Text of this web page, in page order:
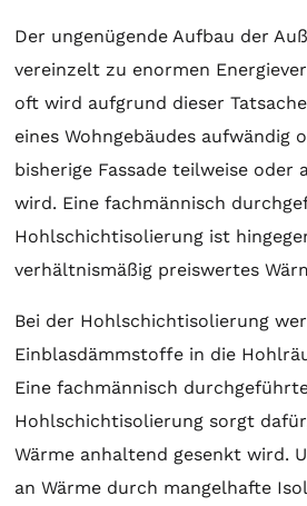
Der ungenügende Aufbau der
vereinzelt zu enormen
oft wird aufgrund dieser
eines Wohngebäudes aufwändig
bisherige Fassade teilweise
wird. Eine fachmännisch
Hohlschichtisolierung ist
verhältnismäßig preiswertes
Bei der Hohlschichtisolierung
Einblasdämmstoffe in die
Eine fachmännisch
Hohlschichtisolierung sorgt
Wärme anhaltend gesenkt wird.
an Wärme durch mangelhafte